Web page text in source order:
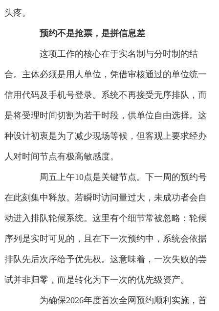
头疼。
预约不是抢票，是拼信息差
这项工作的核心在于实名制与分时制的结
合。主体必须是用人单位，凭借审核通过的单位统一
信用代码及手机号登录。系统不再接受无序排队，而
是将受理时间切割为若干时段，供单位自由选择。这
种设计初衷是为了减少现场等候，但客观上要求经办
人对时间节点有极高敏感度。
周五上午10点是关键节点。下一周的预约号
在此刻集中释放。若瞬时访问量过大，未成功者会自
动进入排队轮候系统。这里有个细节常被忽略：轮候
序列是实时可见的，且在下一次预约中，系统会依据
排队先后次序给予优先权。这意味着，一次失败的尝
试并非归零，而是转化为下一次的优先级资产。
为确保2026年度首次全网预约顺利实施，首